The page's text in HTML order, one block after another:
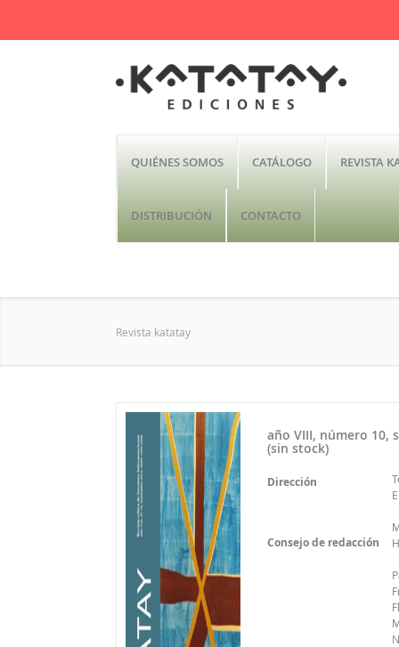
QUIÉNES SOMOS CATÁLOGO REVISTA
DISTRIBUCIÓN CONTACTO
Revista katatay
año VIII, número 10,
(sin stock)
Dirección
Consejo de redacción